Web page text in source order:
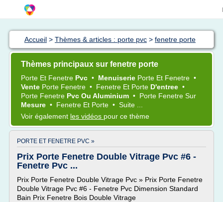
Accueil > Thèmes & articles : porte pvc > fenetre porte
Thèmes principaux sur fenetre porte
Porte Et Fenetre Pvc • Menuiserie Porte Et Fenetre •
Vente Porte Fenetre • Fenetre Et Porte D'entree •
Porte Fenetre Pvc Ou Aluminium • Porte Fenetre Sur
Mesure • Fenetre Et Porte • Suite ...
Voir également les vidéos pour ce thème
PORTE ET FENETRE PVC »
Prix Porte Fenetre Double Vitrage Pvc #6 -
Fenetre Pvc ...
Prix Porte Fenetre Double Vitrage Pvc » Prix Porte Fenetre
Double Vitrage Pvc #6 - Fenetre Pvc Dimension Standard
Bain Prix Fenetre Bois Double Vitrage